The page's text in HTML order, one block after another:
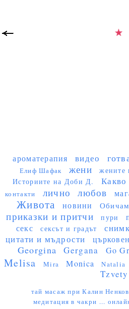
ароматерапия видео
Елиф Шафак жени жените
Историите на Доби Д. Какво
контакти лично любов
Живота
новини
приказки и притчи
пури
секс сексът и градът
цитати и мъдрости
Georgina Gergana Go
Melisa Mira Monica Natalia
Tzvety
тай масаж при Калин
медитация в чакри ...